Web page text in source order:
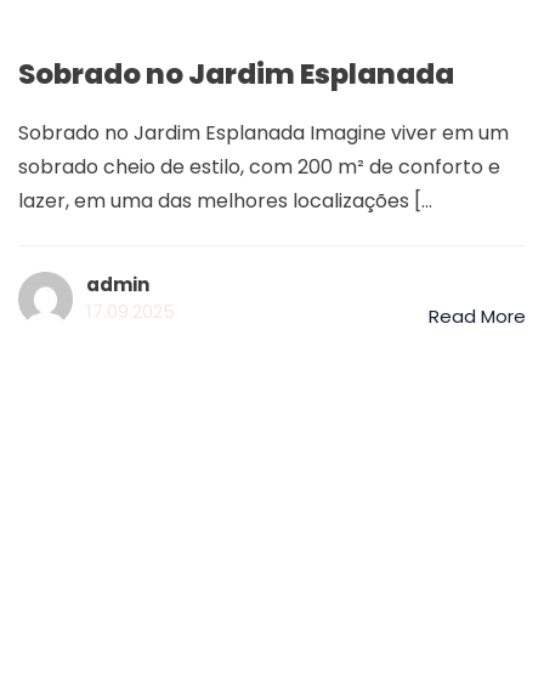
Sobrado no Jardim Esplanada
Sobrado no Jardim Esplanada Imagine viver em um
sobrado cheio de estilo, com 200 m² de conforto e
lazer, em uma das melhores localizações [...
admin
17.09.2025
Read More